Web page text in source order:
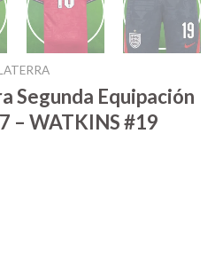
Segunda Equipación
– WATKINS #19